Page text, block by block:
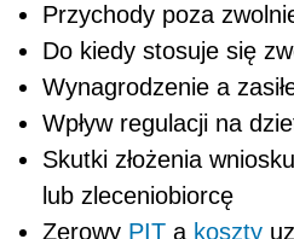
Przychody poza
Do kiedy stosuje się
Wynagrodzenie a
Wpływ regulacji na
Skutki złożenia
lub zleceniobiorcę
Zerowy PIT a koszty